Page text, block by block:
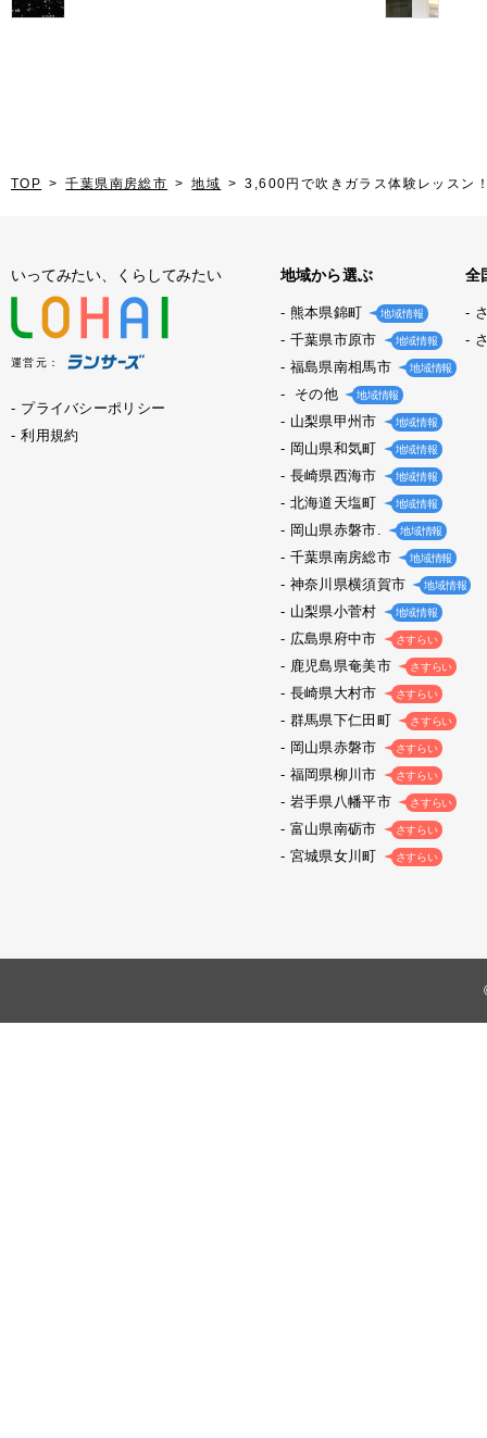
TOP 千葉県南房総市 地域 3,600円で吹きガラス体験レッスン
いってみたい、くらしてみたい
運営元：
プライバシーポリシー
利用規約
地域から選ぶ
熊本県錦町 地域情報
千葉県市原市 地域情報
福島県南相馬市 地域情報
その他 地域情報
山梨県甲州市 地域情報
岡山県和気町 地域情報
長崎県西海市 地域情報
北海道天塩町 地域情報
岡山県赤磐市. 地域情報
千葉県南房総市 地域情報
神奈川県横須賀市 地域情報
山梨県小菅村 地域情報
広島県府中市 さすらい
鹿児島県奄美市 さすらい
長崎県大村市 さすらい
群馬県下仁田町 さすらい
岡山県赤磐市 さすらい
福岡県柳川市 さすらい
岩手県八幡平市 さすらい
富山県南砺市 さすらい
宮城県女川町 さすらい
全